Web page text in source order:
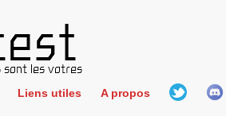
Liens utiles A propos